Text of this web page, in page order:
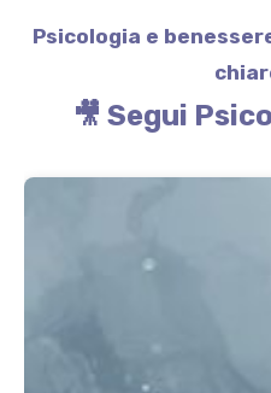
Psicologia e
🎥 Segui